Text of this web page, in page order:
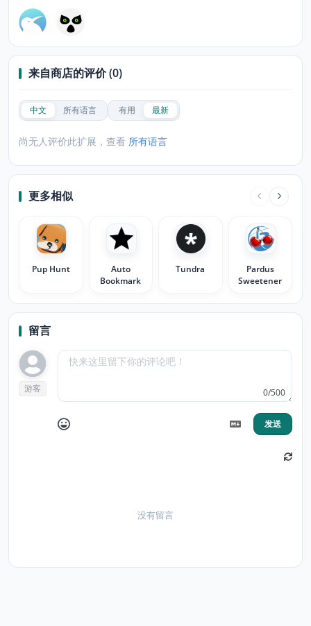
来自商店的评价 (0)
中文 所有语言 有用 最新
尚无人评价此扩展，查看 所有语言
更多相似
Pup Hunt
Auto
Bookmark
Tundra
Pardus
Sweetener
留言
游客 0/500
发送
没有留言